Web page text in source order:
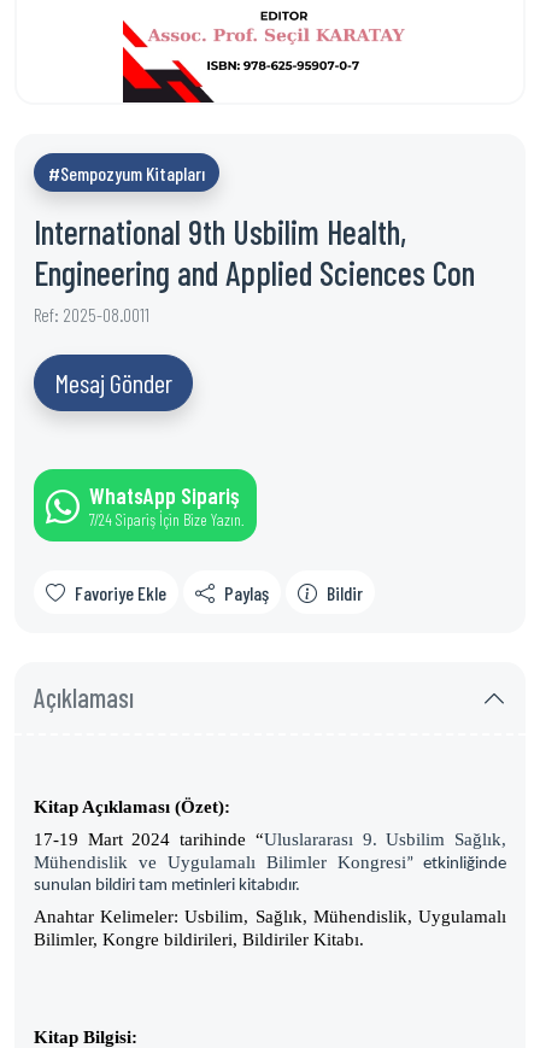
#Sempozyum Kitapları
International 9th Usbilim Health,
Engineering and Applied Sciences Con
Ref: 2025-08.0011
Mesaj Gönder
WhatsApp Sipariş
7/24 Sipariş İçin Bize Yazın.
Favoriye Ekle Paylaş Bildir
Açıklaması
Kitap Açıklaması (Özet):
17-19 Mart 2024 tarihinde “Uluslararası 9. Usbilim Sağlık,
Mühendislik ve Uygulamalı Bilimler Kongresi” etkinliğinde
sunulan bildiri tam metinleri kitabıdır.
Anahtar Kelimeler: Usbilim, Sağlık, Mühendislik, Uygulamalı
Bilimler, Kongre bildirileri, Bildiriler Kitabı.
Kitap Bilgisi: